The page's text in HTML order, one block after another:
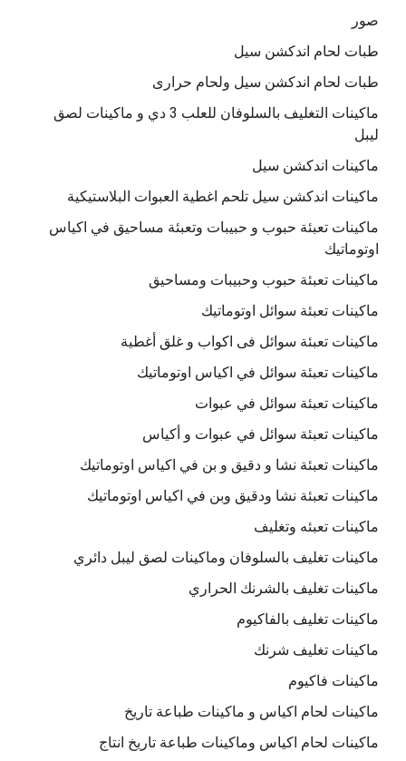
صور
طبات لحام اندكشن سيل
طبات لحام اندكشن سيل ولحام حرارى
ماكينات التغليف بالسلوفان للعلب 3 دي و ماكينات لصق
ليبل
ماكينات اندكشن سيل
ماكينات اندكشن سيل تلحم اغطية العبوات البلاستيكية
ماكينات تعبئة حبوب و حبيبات وتعبئة مساحيق في اكياس
اوتوماتيك
ماكينات تعبئة حبوب وحبيبات ومساحيق
ماكينات تعبئة سوائل اوتوماتيك
ماكينات تعبئة سوائل فى اكواب و غلق أغطية
ماكينات تعبئة سوائل في اكياس اوتوماتيك
ماكينات تعبئة سوائل في عبوات
ماكينات تعبئة سوائل في عبوات و أكياس
ماكينات تعبئة نشا و دقيق و بن في اكياس اوتوماتيك
ماكينات تعبئة نشا ودقيق وبن في اكياس اوتوماتيك
ماكينات تعبئه وتغليف
ماكينات تغليف بالسلوفان وماكينات لصق ليبل دائري
ماكينات تغليف بالشرنك الحراري
ماكينات تغليف بالفاكيوم
ماكينات تغليف شرنك
ماكينات فاكيوم
ماكينات لحام اكياس و ماكينات طباعة تاريخ
ماكينات لحام اكياس وماكينات طباعة تاريخ انتاج